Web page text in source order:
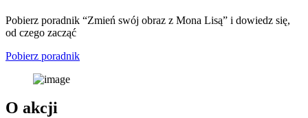
Pobierz poradnik “Zmień swój obraz z Mona Lisą” i dowiedz się,
od czego zacząć
Pobierz poradnik
O akcji